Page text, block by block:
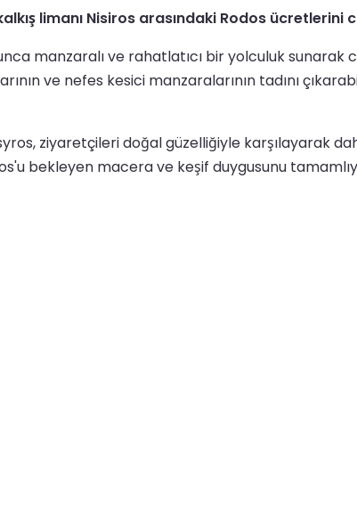
limanı Nisiros arasındaki Rodos ücretlerini
manzaralı ve rahatlatıcı bir yolculuk sunarak
ve nefes kesici manzaralarının tadını
ziyaretçileri doğal güzelliğiyle karşılayarak
bekleyen macera ve keşif duygusunu